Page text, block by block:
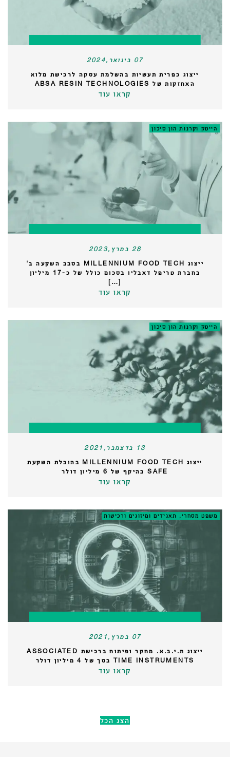
07 בינואר,2024
ייצוג כפרית תעשיות בהשלמת עסקה לרכישת מלוא
האחזקות של ABSA RESIN TECHNOLOGIES
קראו עוד
הייטק וקרנות הון סיכון
28 במרץ,2023
ייצוג MILLENNIUM FOOD TECH בסבב השקעה ב'
בחברת טריפל דאבליו בסכום כולל של כ-17 מיליון
[…]
קראו עוד
הייטק וקרנות הון סיכון
13 בדצמבר,2021
ייצוג MILLENNIUM FOOD TECH בהובלת השקעת
SAFE בהיקף של 6 מיליון דולר
קראו עוד
משפט מסחרי, תאגידים ומיזוגים ורכישות
07 במרץ,2021
ייצוג ת.י.ב.א. מחקר ופיתוח ברכישת ASSOCIATED
TIME INSTRUMENTS בסך של 4 מיליון דולר
קראו עוד
הצג הכל